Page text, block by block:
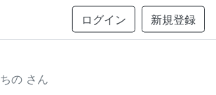
ログイン 新規登録
ちの さん